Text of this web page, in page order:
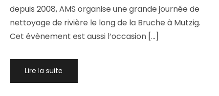
depuis 2008, AMS organise une grande journée de
nettoyage de rivière le long de la Bruche à Mutzig.
Cet évènement est aussi l’occasion […]
Lire la suite